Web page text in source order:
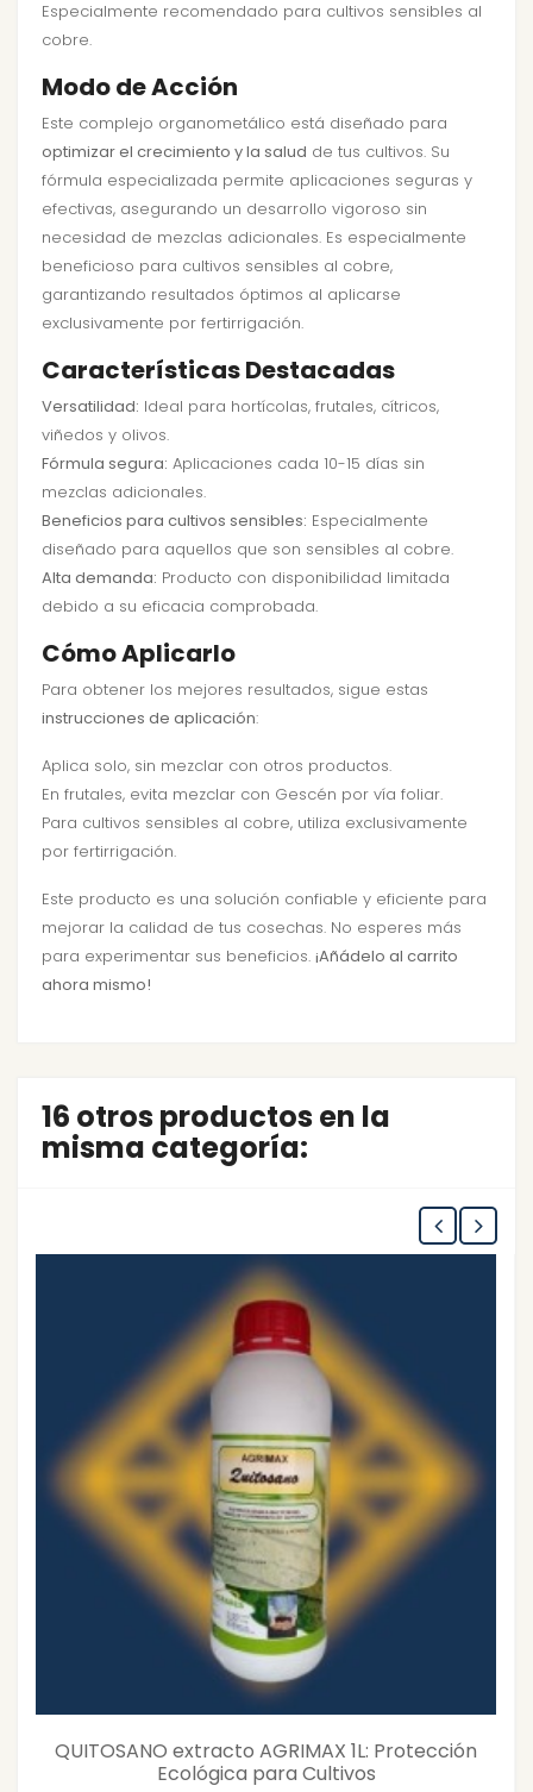
Especialmente recomendado para cultivos sensibles al
cobre.
Modo de Acción
Este complejo organometálico está diseñado para
optimizar el crecimiento y la salud de tus cultivos. Su
fórmula especializada permite aplicaciones seguras y
efectivas, asegurando un desarrollo vigoroso sin
necesidad de mezclas adicionales. Es especialmente
beneficioso para cultivos sensibles al cobre,
garantizando resultados óptimos al aplicarse
exclusivamente por fertirrigación.
Características Destacadas
Versatilidad: Ideal para hortícolas, frutales, cítricos,
viñedos y olivos.
Fórmula segura: Aplicaciones cada 10-15 días sin
mezclas adicionales.
Beneficios para cultivos sensibles: Especialmente
diseñado para aquellos que son sensibles al cobre.
Alta demanda: Producto con disponibilidad limitada
debido a su eficacia comprobada.
Cómo Aplicarlo
Para obtener los mejores resultados, sigue estas
instrucciones de aplicación:
Aplica solo, sin mezclar con otros productos.
En frutales, evita mezclar con Gescén por vía foliar.
Para cultivos sensibles al cobre, utiliza exclusivamente
por fertirrigación.
Este producto es una solución confiable y eficiente para
mejorar la calidad de tus cosechas. No esperes más
para experimentar sus beneficios. ¡Añádelo al carrito
ahora mismo!
16 otros productos en la
misma categoría:
QUITOSANO extracto AGRIMAX 1L: Protección
Ecológica para Cultivos